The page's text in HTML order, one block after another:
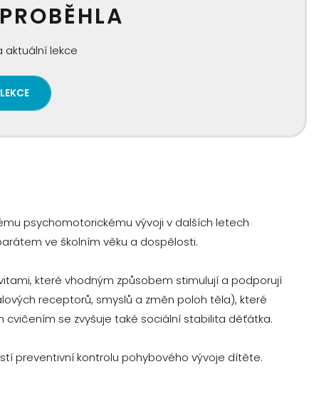
aktuální lekce
psychomotorickému vývoji v dalších letech
ve školním věku a dospělosti.
které vhodným způsobem stimulují a podporují
receptorů, smyslů a změn poloh těla), které
cvičením se zvyšuje také sociální stabilita děťátka.
preventivní kontrolu pohybového vývoje dítěte.